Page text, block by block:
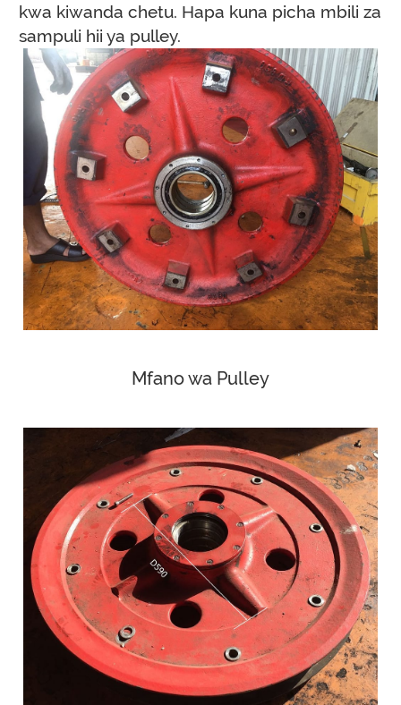
kwa kiwanda chetu. Hapa kuna picha mbili za
sampuli hii ya pulley.
Mfano wa Pulley